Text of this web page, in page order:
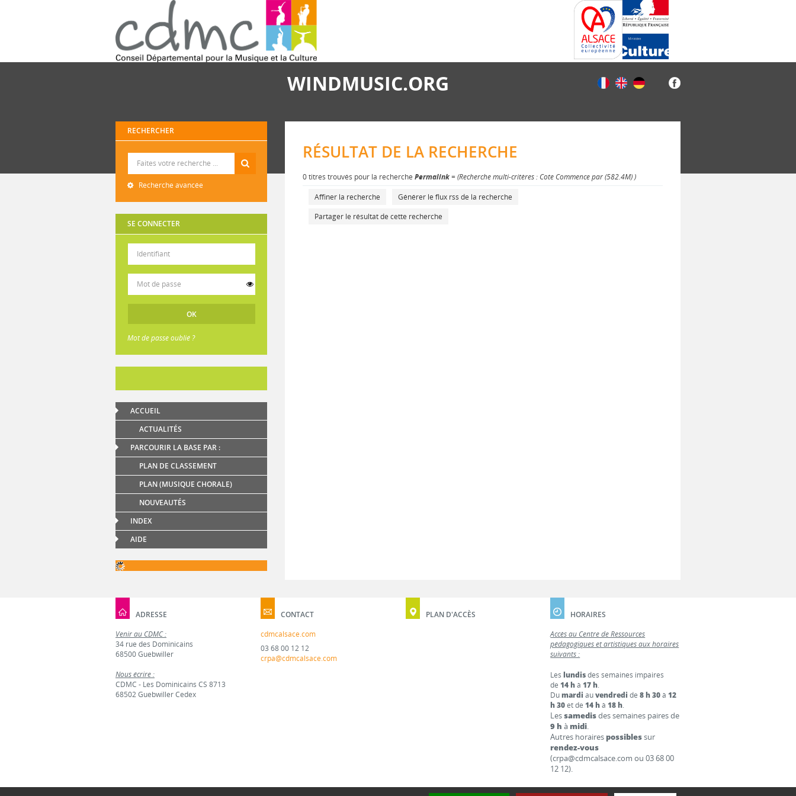
WINDMUSIC.ORG
RECHERCHER
Recherche avancée
SE CONNECTER
Mot de passe oublié ?
ACCUEIL
ACTUALITÉS
PARCOURIR LA BASE PAR :
PLAN DE CLASSEMENT
PLAN (MUSIQUE CHORALE)
NOUVEAUTÉS
INDEX
AIDE
RÉSULTAT DE LA RECHERCHE
0 titres trouvés pour la recherche Permalink= (Recherche multi-critères : Cote Commence par (582.4M) )
Affiner la recherche
Générer le flux rss de la recherche
Partager le résultat de cette recherche
ADRESSE
Venir au CDMC :
34 rue des Dominicains
68500 Guebwiller
Nous écrire :
CDMC - Les Dominicains CS 8713
68502 Guebwiller Cedex
CONTACT
cdmcalsace.com
03 68 00 12 12
crpa@cdmcalsace.com
PLAN D'ACCÈS
HORAIRES
Accès au Centre de Ressources
pédagogiques et artistiques aux horaires
suivants :
Leslundisdes semaines impaires
de14 hà17 h.
Dumardi auvendredi de8 h 30à12
h 30et de14 hà18 h.
Lessamedisdes semaines paires de
9 h à midi.
Autres horaires possiblessur
rendez-vous
(crpa@cdmcalsace.com ou 03 68 00
12 12).